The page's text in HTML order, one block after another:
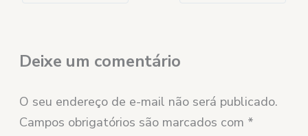
Deixe um comentário
O seu endereço de e-mail não será publicado.
Campos obrigatórios são marcados com *